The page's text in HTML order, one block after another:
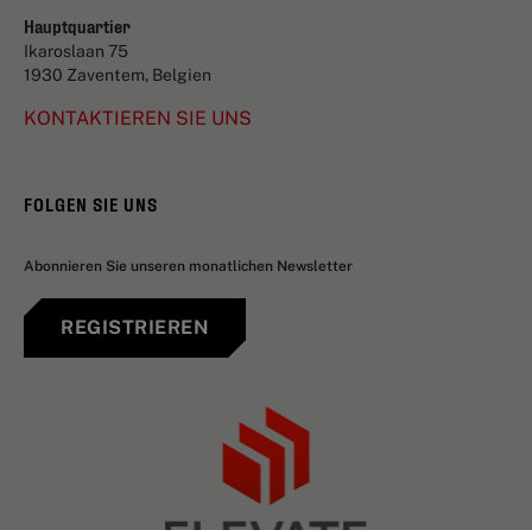
Hauptquartier
Ikaroslaan 75
1930 Zaventem, Belgien
KONTAKTIEREN SIE UNS
FOLGEN SIE UNS
Abonnieren Sie unseren monatlichen Newsletter
REGISTRIEREN